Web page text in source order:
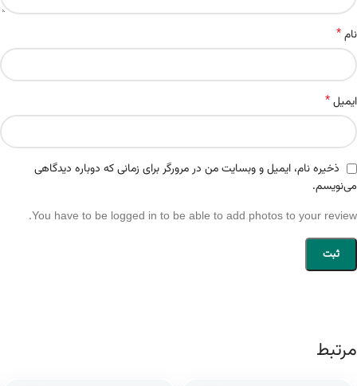
نام*
ایمیل*
ذخیره نام، ایمیل و وبسایت من در مرورگر برای زمانی که دوباره دیدگاهی
می‌نویسم.
You have to be logged in to be able to add photos to your review.
مرتبط